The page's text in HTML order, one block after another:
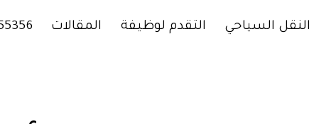
السياحي التقدم لوظيفة المقالات